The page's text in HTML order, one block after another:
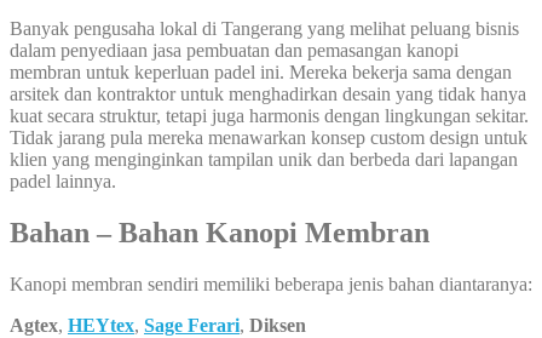
Banyak pengusaha lokal di Tangerang yang melihat peluang bisnis
dalam penyediaan jasa pembuatan dan pemasangan kanopi
membran untuk keperluan padel ini. Mereka bekerja sama dengan
arsitek dan kontraktor untuk menghadirkan desain yang tidak hanya
kuat secara struktur, tetapi juga harmonis dengan lingkungan sekitar.
Tidak jarang pula mereka menawarkan konsep custom design untuk
klien yang menginginkan tampilan unik dan berbeda dari lapangan
padel lainnya.
Bahan – Bahan Kanopi Membran
Kanopi membran sendiri memiliki beberapa jenis bahan diantaranya:
Agtex, HEYtex, Sage Ferari, Diksen